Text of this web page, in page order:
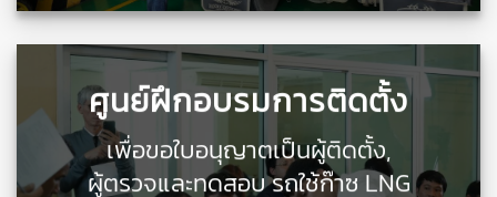
ศูนย์ฝึกอบรมการติดตั้ง
เพื่อขอใบอนุญาตเป็นผู้ติดตั้ง,
ผู้ตรวจและทดสอบ รถใช้ก๊าซ LNG